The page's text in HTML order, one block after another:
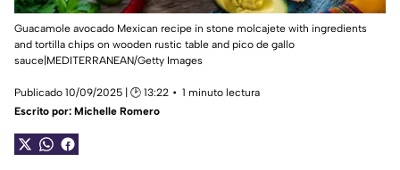
Guacamole avocado Mexican recipe in stone molcajete with ingredients
and tortilla chips on wooden rustic table and pico de gallo
sauce|MEDITERRANEAN/Getty Images
Publicado 10/09/2025 | 🕑 13:22
1 minuto lectura
Escrito por: Michelle Romero